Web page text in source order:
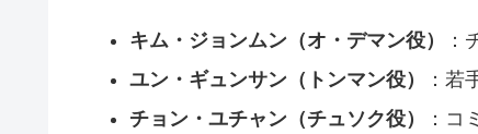
キム・ジョンムン（オ・デマン役）
：
ユン・ギュンサン（トンマン役）
：若
チョン・ユチャン（チュソク役）
：コ